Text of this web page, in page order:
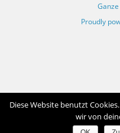
Proudly
Diese Website benutzt
wir von